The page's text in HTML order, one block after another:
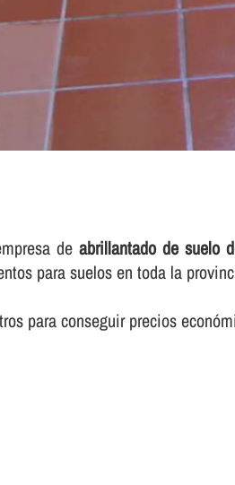
deabrillantado de suelo
para suelos en toda la
para conseguir precios